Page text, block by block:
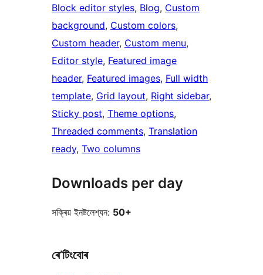
Block editor styles, Blog, Custom
background, Custom colors
Custom header, Custom menu
Editor style, Featured image
header, Featured images, Full width
template, Grid layout, Right sidebar
Sticky post, Theme options
Threaded comments, Translation
ready, Two columns
Downloads per day
সক্ৰিয় ইনষ্টলেশ্যন: 50+
ৰে’টিংবোৰ